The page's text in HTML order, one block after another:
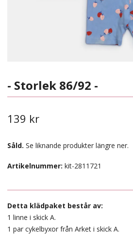
- Storlek 86/92 -
139 kr
Såld. Se liknande produkter längre ner.
Artikelnummer: kit-2811721
Detta klädpaket består av:
1 linne i skick A.
1 par cykelbyxor från Arket i skick A.